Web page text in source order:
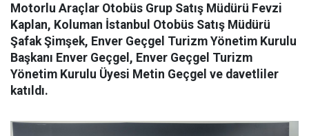
Motorlu Araçlar Otobüs Grup Satış Müdürü Fevzi
Kaplan, Koluman İstanbul Otobüs Satış Müdürü
Şafak Şimşek, Enver Geçgel Turizm Yönetim Kurulu
Başkanı Enver Geçgel, Enver Geçgel Turizm
Yönetim Kurulu Üyesi Metin Geçgel ve davetliler
katıldı.